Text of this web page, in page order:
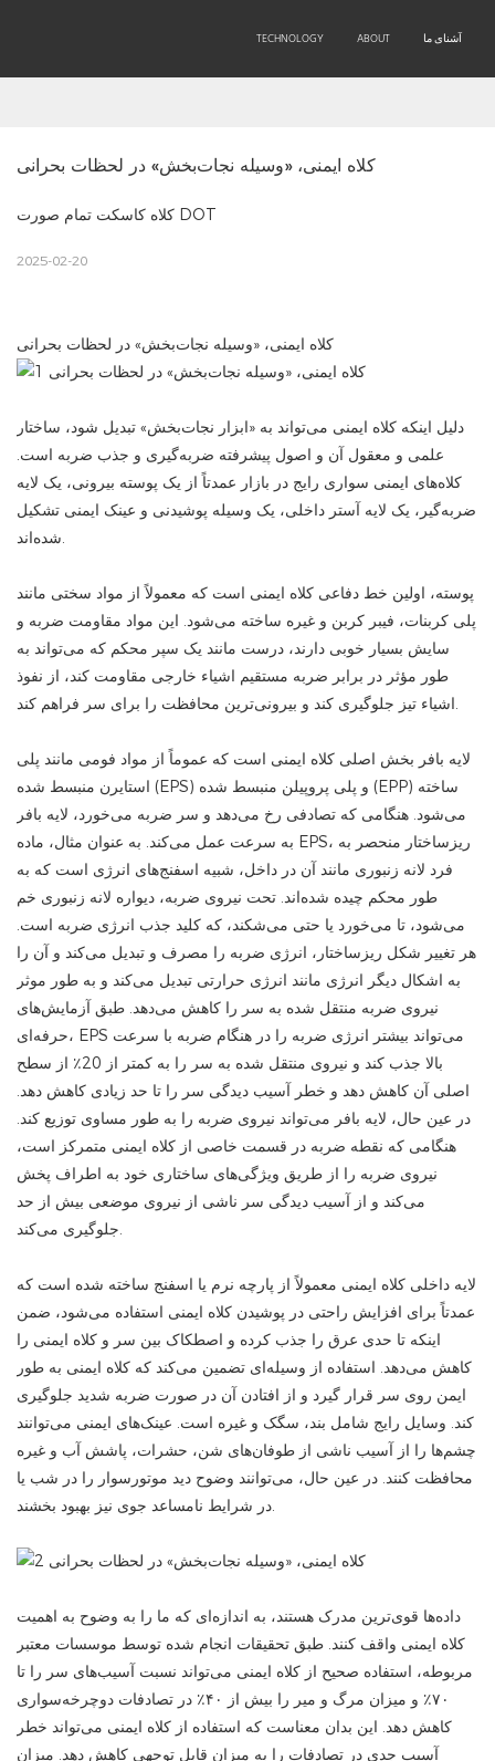
TECHNOLOGY ABOUT آشنای ما
کلاه ایمنی، «وسیله نجات‌بخش» در لحظات بحرانی
کلاه کاسکت تمام صورت DOT
2025-02-20
کلاه ایمنی، «وسیله نجات‌بخش» در لحظات بحرانی
دلیل اینکه کلاه ایمنی می‌تواند به «ابزار نجات‌بخش» تبدیل شود، ساختار
علمی و معقول آن و اصول پیشرفته ضربه‌گیری و جذب ضربه است.
کلاه‌های ایمنی سواری رایج در بازار عمدتاً از یک پوسته بیرونی، یک لایه
ضربه‌گیر، یک لایه آستر داخلی، یک وسیله پوشیدنی و عینک ایمنی تشکیل
شده‌اند.
پوسته، اولین خط دفاعی کلاه ایمنی است که معمولاً از مواد سختی مانند
پلی کربنات، فیبر کربن و غیره ساخته می‌شود. این مواد مقاومت ضربه و
سایش بسیار خوبی دارند، درست مانند یک سپر محکم که می‌تواند به
طور مؤثر در برابر ضربه مستقیم اشیاء خارجی مقاومت کند، از نفوذ
اشیاء تیز جلوگیری کند و بیرونی‌ترین محافظت را برای سر فراهم کند.
لایه بافر بخش اصلی کلاه ایمنی است که عموماً از مواد فومی مانند پلی
استایرن منبسط شده (EPS) و پلی پروپیلن منبسط شده (EPP) ساخته
می‌شود. هنگامی که تصادفی رخ می‌دهد و سر ضربه می‌خورد، لایه بافر
به سرعت عمل می‌کند. به عنوان مثال، ماده EPS، ریزساختار منحصر به
فرد لانه زنبوری مانند آن در داخل، شبیه اسفنج‌های انرژی است که به
طور محکم چیده شده‌اند. تحت نیروی ضربه، دیواره لانه زنبوری خم
می‌شود، تا می‌خورد یا حتی می‌شکند، که کلید جذب انرژی ضربه است.
هر تغییر شکل ریزساختار، انرژی ضربه را مصرف و تبدیل می‌کند و آن را
به اشکال دیگر انرژی مانند انرژی حرارتی تبدیل می‌کند و به طور موثر
نیروی ضربه منتقل شده به سر را کاهش می‌دهد. طبق آزمایش‌های
حرفه‌ای، EPS می‌تواند بیشتر انرژی ضربه را در هنگام ضربه با سرعت
بالا جذب کند و نیروی منتقل شده به سر را به کمتر از 20٪ از سطح
اصلی آن کاهش دهد و خطر آسیب دیدگی سر را تا حد زیادی کاهش دهد.
در عین حال، لایه بافر می‌تواند نیروی ضربه را به طور مساوی توزیع کند.
هنگامی که نقطه ضربه در قسمت خاصی از کلاه ایمنی متمرکز است،
نیروی ضربه را از طریق ویژگی‌های ساختاری خود به اطراف پخش
می‌کند و از آسیب دیدگی سر ناشی از نیروی موضعی بیش از حد
جلوگیری می‌کند.
لایه داخلی کلاه ایمنی معمولاً از پارچه نرم یا اسفنج ساخته شده است که
عمدتاً برای افزایش راحتی در پوشیدن کلاه ایمنی استفاده می‌شود، ضمن
اینکه تا حدی عرق را جذب کرده و اصطکاک بین سر و کلاه ایمنی را
کاهش می‌دهد. استفاده از وسیله‌ای تضمین می‌کند که کلاه ایمنی به طور
ایمن روی سر قرار گیرد و از افتادن آن در صورت ضربه شدید جلوگیری
کند. وسایل رایج شامل بند، سگک و غیره است. عینک‌های ایمنی می‌توانند
چشم‌ها را از آسیب ناشی از طوفان‌های شن، حشرات، پاشش آب و غیره
محافظت کنند. در عین حال، می‌توانند وضوح دید موتورسوار را در شب یا
در شرایط نامساعد جوی نیز بهبود بخشند.
داده‌ها قوی‌ترین مدرک هستند، به اندازه‌ای که ما را به وضوح به اهمیت
کلاه ایمنی واقف کنند. طبق تحقیقات انجام شده توسط موسسات معتبر
مربوطه، استفاده صحیح از کلاه ایمنی می‌تواند نسبت آسیب‌های سر را تا
۷۰٪ و میزان مرگ و میر را بیش از ۴۰٪ در تصادفات دوچرخه‌سواری
کاهش دهد. این بدان معناست که استفاده از کلاه ایمنی می‌تواند خطر
آسیب جدی در تصادفات را به میزان قابل توجهی کاهش دهد. میزان